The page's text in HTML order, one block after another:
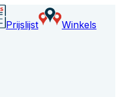
Prijslijst Winkels